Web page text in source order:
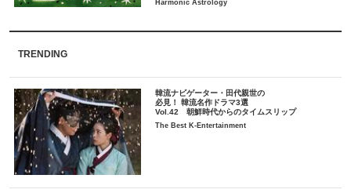
TRENDING
韓流ナビゲーター・田代親世の
必見！ 韓流名作ドラマ3選
Vol.42 朝鮮時代からのタイムスリップ
The Best K-Entertainment